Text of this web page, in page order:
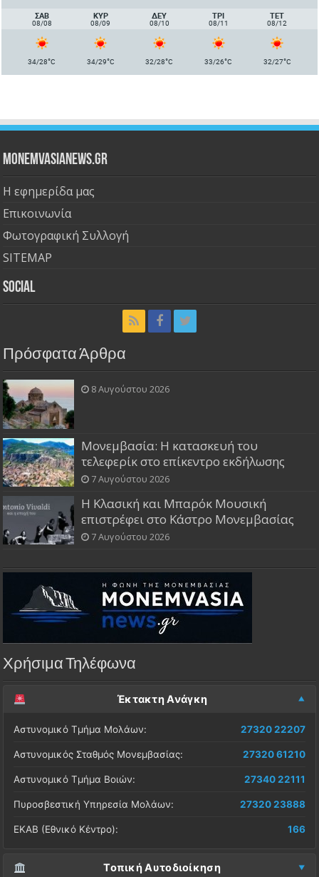
ΣΑΒ
08/08
ΚΥΡ
08/09
ΔΕΥ
08/10
ΤΡΙ
08/11
ΤΕΤ
08/12
34/28°C 34/29°C 32/28°C 33/26°C 32/27°C
Monemvasianews.gr
Η εφημερίδα μας
Επικοινωνία
Φωτογραφική Συλλογή
SITEMAP
Social
Πρόσφατα Άρθρα
8 Αυγούστου 2026
Μονεμβασία: Η κατασκευή του
τελεφερίκ στο επίκεντρο εκδήλωσης
7 Αυγούστου 2026
Η Κλασική και Μπαρόκ Μουσική
επιστρέφει στο Κάστρο Μονεμβασίας
7 Αυγούστου 2026
Χρήσιμα Τηλέφωνα
Έκτακτη Ανάγκη
Αστυνομικό Τμήμα Μολάων: 27320 22207
Αστυνομικός Σταθμός Μονεμβασίας: 27320 61210
Αστυνομικό Τμήμα Βοιών: 27340 22111
Πυροσβεστική Υπηρεσία Μολάων: 27320 23888
ΕΚΑΒ (Εθνικό Κέντρο): 166
Τοπική Αυτοδιοίκηση